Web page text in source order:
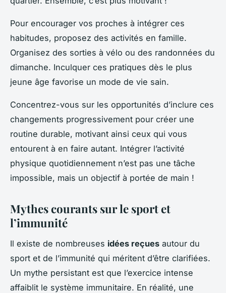
Pour encourager vos proches à intégrer ces
habitudes, proposez des activités en famille.
Organisez des sorties à vélo ou des randonnées du
dimanche. Inculquer ces pratiques dès le plus
jeune âge favorise un mode de vie sain.
Concentrez-vous sur les opportunités d’inclure ces
changements progressivement pour créer une
routine durable, motivant ainsi ceux qui vous
entourent à en faire autant. Intégrer l’activité
physique quotidiennement n’est pas une tâche
impossible, mais un objectif à portée de main !
Mythes courants sur le sport et
l’immunité
Il existe de nombreuses idées reçues autour du
sport et de l’immunité qui méritent d’être clarifiées.
Un mythe persistant est que l’exercice intense
affaiblit le système immunitaire. En réalité, une